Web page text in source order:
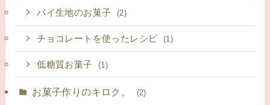
パイ生地のお菓子 (2)
チョコレートを使ったレシピ (1)
低糖質お菓子 (1)
お菓子作りのキロク。 (2)